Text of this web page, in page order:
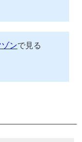
ンで見る